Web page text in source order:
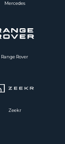
Mercedes
Range Rover
Zeekr